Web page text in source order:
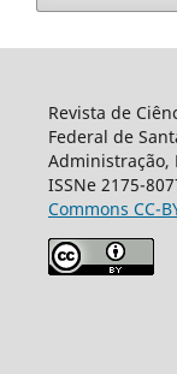
Revista de
Federal de
Administração,
ISSNe 2175-
Commons CC-